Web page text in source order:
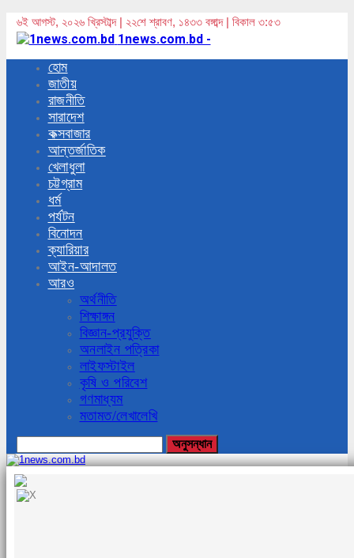
৬ই আগস্ট, ২০২৬ খ্রিস্টাব্দ | ২২শে শ্রাবণ, ১৪৩৩ বঙ্গাব্দ | বিকাল ৩:৫৩
1news.com.bd -
হোম
জাতীয়
রাজনীতি
সারাদেশ
কক্সবাজার
আন্তর্জাতিক
খেলাধুলা
চট্টগ্রাম
ধর্ম
পর্যটন
বিনোদন
ক্যারিয়ার
আইন-আদালত
আরও
অর্থনীতি
শিক্ষাঙ্গন
বিজ্ঞান-প্রযুক্তি
অনলাইন পত্রিকা
লাইফস্টাইল
কৃষি ও পরিবেশ
গণমাধ্যম
মতামত/লেখালেখি